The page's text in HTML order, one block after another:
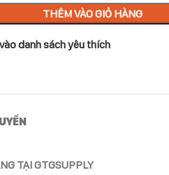
THÊM VÀO GIỎ HÀNG
danh sách yêu thích
TẠI GTGSUPPLY